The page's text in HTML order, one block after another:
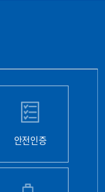
안전인증